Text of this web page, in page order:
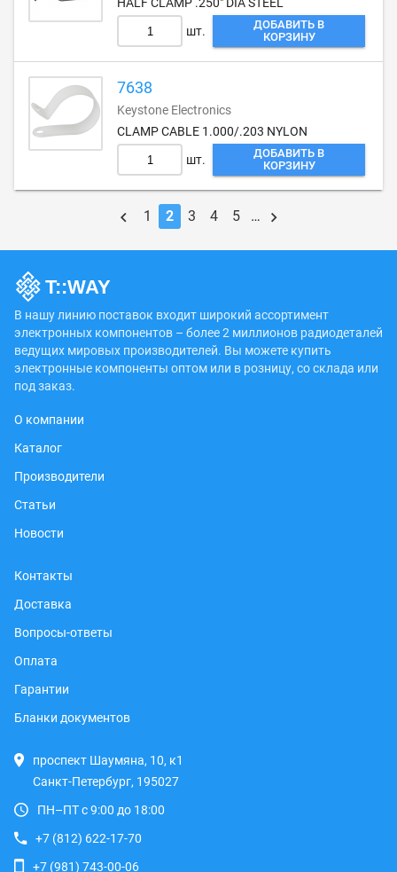
шт.
ДОБАВИТЬ В
КОРЗИНУ
7638
Keystone Electronics
CLAMP CABLE 1.000/.203 NYLON
шт.
ДОБАВИТЬ В
КОРЗИНУ
1 2 3 4 5 …
В нашу линию поставок входит широкий ассортимент
электронных компонентов – более 2 миллионов радиодеталей
ведущих мировых производителей. Вы можете купить
электронные компоненты оптом или в розницу, со склада или
под заказ.
О компании
Каталог
Производители
Статьи
Новости
Контакты
Доставка
Вопросы-ответы
Оплата
Гарантии
Бланки документов
проспект Шаумяна, 10, к1
Санкт-Петербург, 195027
ПН–ПТ с 9:00 до 18:00
+7 (812) 622-17-70
+7 (981) 743-00-06